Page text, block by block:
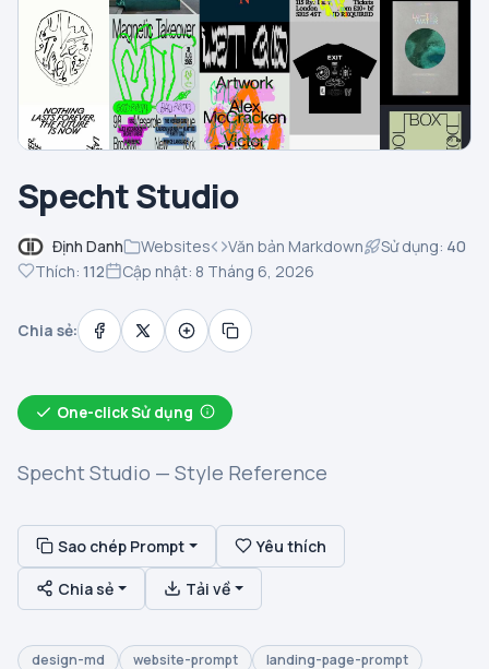
Specht Studio
Định Danh Websites Văn bản Markdown Sử dụng: 40
Thích: 112 Cập nhật: 8 Tháng 6, 2026
Chia sẻ:
One-click Sử dụng
Specht Studio — Style Reference
Sao chép Prompt Yêu thích
Chia sẻ Tải về
design-md website-prompt
landing-page-prompt